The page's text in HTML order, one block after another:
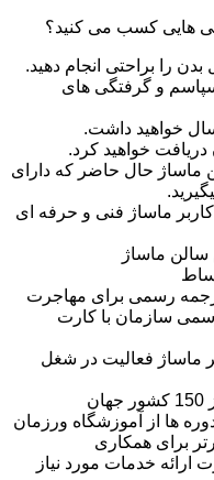
هایی کسب می کنید؟
را براحتی انجام دهید.
و گرفتگی های
خواهید کرد.
ماساژ حال حاضر که دارای
ماساژ فنی و حرفه ای
ماساژ
رسمی برای مهاجرت
سازمان با کارت
ماساژ فعالیت در شغل
ها از آموزشگاه ورزمان
برای همکاری
خدمات مورد نیاز